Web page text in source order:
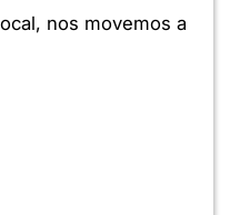
nos movemos a